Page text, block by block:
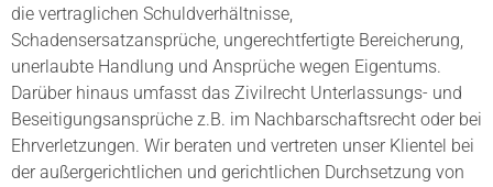
die vertraglichen Schuldverhältnisse,
Schadensersatzansprüche, ungerechtfertigte Bereicherung,
unerlaubte Handlung und Ansprüche wegen Eigentums.
Darüber hinaus umfasst das Zivilrecht Unterlassungs- und
Beseitigungsansprüche z.B. im Nachbarschaftsrecht oder bei
Ehrverletzungen. Wir beraten und vertreten unser Klientel bei
der außergerichtlichen und gerichtlichen Durchsetzung von